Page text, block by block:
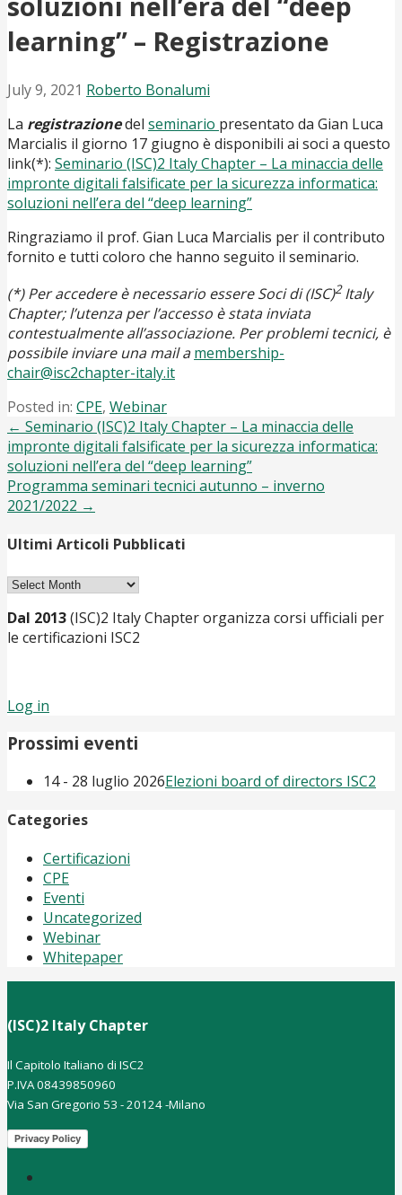
learning” – Registrazione
July 9, 2021 Roberto Bonalumi
La registrazionedel seminario presentato da Gian Luca
Marcialis il giorno 17 giugno è disponibili ai soci a questo
link(*): Seminario (ISC)2 Italy Chapter – La minaccia delle
impronte digitali falsificate per la sicurezza informatica:
soluzioni nell’era del “deep learning”
Ringraziamo il prof. Gian Luca Marcialis per il contributo
fornito e tutti coloro che hanno seguito il seminario.
(*) Per accedere è necessario essere Soci di (ISC)2Italy
Chapter; l’utenza per l’accesso è stata inviata
contestualmente all’associazione. Per problemi tecnici, è
possibile inviare una mail amembership-
chair@isc2chapter-italy.it
Posted in: CPE, Webinar
Post
navigation
← Seminario (ISC)2 Italy Chapter – La minaccia delle
impronte digitali falsificate per la sicurezza informatica:
soluzioni nell’era del “deep learning”
Programma seminari tecnici autunno – inverno
2021/2022 →
Ultimi Articoli Pubblicati
Ultimi
Pubblicati
Dal 2013(ISC)2 Italy Chapter organizza corsi ufficiali per
le certificazioni ISC2
Log in
Prossimi eventi
14 - 28 luglio 2026Elezioni board of directors ISC2
Categories
Certificazioni
CPE
Eventi
Uncategorized
Webinar
Whitepaper
(ISC)2 Italy Chapter
Il Capitolo Italiano di ISC2
P.IVA 08439850960
Via San Gregorio 53 - 20124 -Milano
Privacy Policy